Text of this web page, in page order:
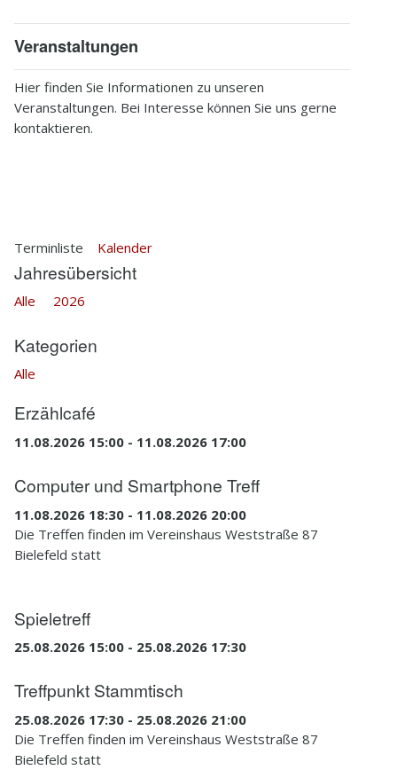
2.1
Vereinsräume
PresseNeueröffnung
Mitglieder
2.6
Hedwig Brauns
3
Aktivitäten
3.1
Veranstaltungen
4Kontakt
4.1
Wegbeschreibungen
4.3
Ansprechpartner
5.1
Rund um das Auge
5.1.1
Katarakt - Grauer Star
Veranstaltungen
Hier finden Sie Informationen zu unseren
Veranstaltungen. Bei Interesse können Sie uns gerne
kontaktieren.
Terminliste Kalender
Jahresübersicht
Alle 2026
Kategorien
Alle
Erzählcafé
11.08.2026 15:00 - 11.08.2026 17:00
Computer und Smartphone Treff
11.08.2026 18:30 - 11.08.2026 20:00
Die Treffen finden im Vereinshaus Weststraße 87
Bielefeld statt
Spieletreff
25.08.2026 15:00 - 25.08.2026 17:30
Treffpunkt Stammtisch
25.08.2026 17:30 - 25.08.2026 21:00
Die Treffen finden im Vereinshaus Weststraße 87
Bielefeld statt